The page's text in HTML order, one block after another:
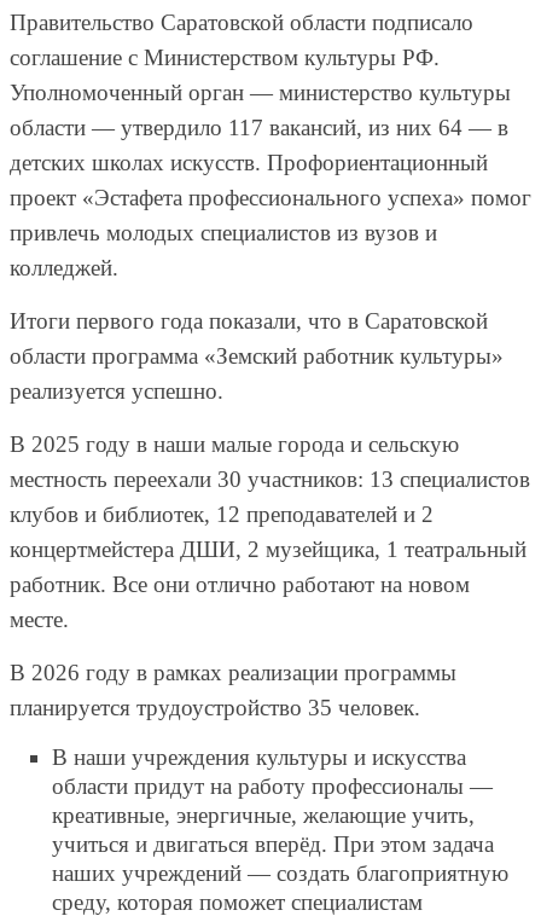
Правительство Саратовской области подписало
соглашение с Министерством культуры РФ.
Уполномоченный орган — министерство культуры
области — утвердило 117 вакансий, из них 64 — в
детских школах искусств. Профориентационный
проект «Эстафета профессионального успеха» помог
привлечь молодых специалистов из вузов и
колледжей.
Итоги первого года показали, что в Саратовской
области программа «Земский работник культуры»
реализуется успешно.
В 2025 году в наши малые города и сельскую
местность переехали 30 участников: 13 специалистов
клубов и библиотек, 12 преподавателей и 2
концертмейстера ДШИ, 2 музейщика, 1 театральный
работник. Все они отлично работают на новом
месте.
В 2026 году в рамках реализации программы
планируется трудоустройство 35 человек.
В наши учреждения культуры и искусства
области придут на работу профессионалы —
креативные, энергичные, желающие учить,
учиться и двигаться вперёд. При этом задача
наших учреждений — создать благоприятную
среду, которая поможет специалистам